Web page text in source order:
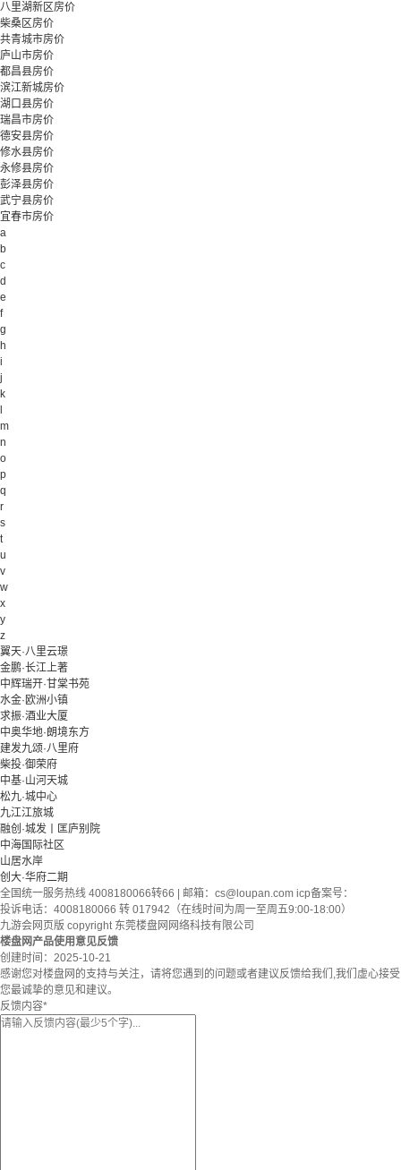
八里湖新区房价
柴桑区房价
共青城市房价
庐山市房价
都昌县房价
滨江新城房价
湖口县房价
瑞昌市房价
德安县房价
修水县房价
永修县房价
彭泽县房价
武宁县房价
宜春市房价
a
b
c
d
e
f
g
h
i
j
k
m
n
o
p
q
r
s
t
u
v
w
x
y
z
翼天·八里云璟
金鹏·长江上著
中辉瑞开·甘棠书苑
水金·欧洲小镇
求振·酒业大厦
中奥华地·朗境东方
建发九颂·八里府
柴投·御荣府
中基·山河天城
松九·城中心
九江江旅城
融创·城发丨匡庐别院
中海国际社区
山居水岸
创大·华府二期
全国统一服务热线 4008180066转66 | 邮箱： cs@loupan.com icp备案号：
投诉电话：4008180066 转 017942（在线时间为周一至周五9:00-18:00）
九游会网页版 copyright 东莞楼盘网网络科技有限公司
楼盘网产品使用意见反馈
创建时间： 2025-10-21
感谢您对楼盘网的支持与关注，请将您遇到的问题或者建议反馈给我们,我们虚心接受
您最诚挚的意见和建议。
反馈内容*